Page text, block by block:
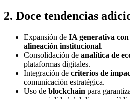
2. Doce tendencias
Expansión de IA generativa
alineación institucional.
Consolidación de analítica de
plataformas digitales.
Integración de criterios de
comunicación estratégica.
Uso de blockchain para